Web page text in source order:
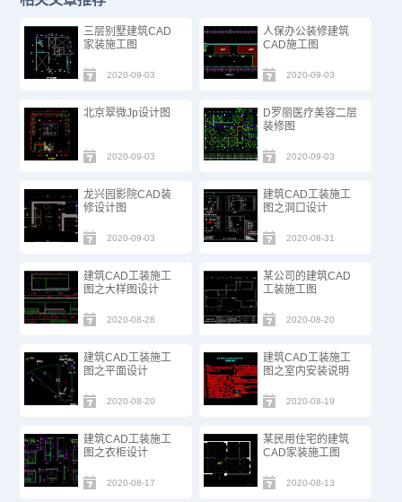
三层别墅建筑CAD
家装施工图
2020-09-03
人保办公装修建筑
CAD施工图
2020-09-03
北京翠微Jp设计图
2020-09-03
D罗丽医疗美容二层
装修图
2020-09-03
龙兴园影院CAD装
修设计图
2020-09-03
建筑CAD工装施工
图之洞口设计
2020-08-31
建筑CAD工装施工
图之大样图设计
2020-08-28
某公司的建筑CAD
工装施工图
2020-08-20
建筑CAD工装施工
图之平面设计
2020-08-20
建筑CAD工装施工
图之室内安装说明
2020-08-19
建筑CAD工装施工
图之衣柜设计
2020-08-17
某民用住宅的建筑
CAD家装施工图
2020-08-13